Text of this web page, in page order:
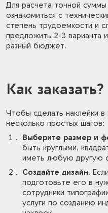
Для расчета точной
ознакомиться с
степень трудоемкости и
предложить 2-3 варианта
разный бюджет.
Как заказать?
Чтобы сделать наклейки
несколько простых шагов:
Выберите размер и
быть круглыми,
иметь любую другую
Создайте дизайн.
подготовьте его в
сотрудники
услуги по созданию